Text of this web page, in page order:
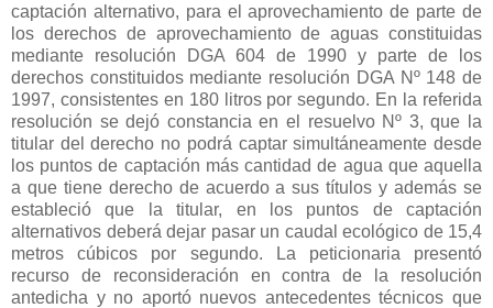
captación alternativo, para el aprovechamiento de parte de
los derechos de aprovechamiento de aguas constituidas
mediante resolución DGA 604 de 1990 y parte de los
derechos constituidos mediante resolución DGA Nº 148 de
1997, consistentes en 180 litros por segundo. En la referida
resolución se dejó constancia en el resuelvo Nº 3, que la
titular del derecho no podrá captar simultáneamente desde
los puntos de captación más cantidad de agua que aquella
a que tiene derecho de acuerdo a sus títulos y además se
estableció que la titular, en los puntos de captación
alternativos deberá dejar pasar un caudal ecológico de 15,4
metros cúbicos por segundo. La peticionaria presentó
recurso de reconsideración en contra de la resolución
antedicha y no aportó nuevos antecedentes técnicos que